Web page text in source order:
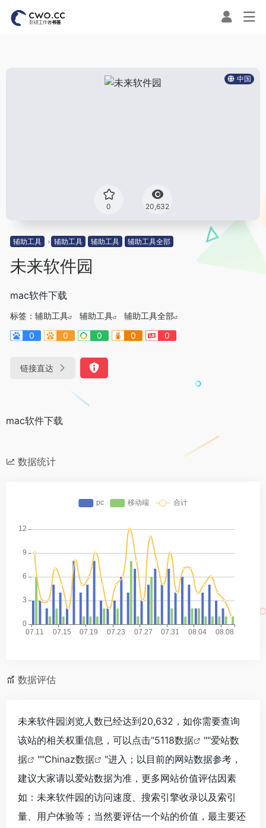
中国
0 20,632
辅助工具 辅助工具 辅助工具 辅助工具全部
未来软件园
mac软件下载
标签： 辅助工具 辅助工具
辅助工具全部
0
0 0 0 0
链接直达
mac软件下载
数据统计
数据评估
未来软件园浏览人数已经达到20,632，如你需要查询
该站的相关权重信息，可以点击"5118数据 ""爱站数
据
""Chinaz数据
"进入；以目前的网站数据参考，
建议大家请以爱站数据为准，更多网站价值评估因素
如：未来软件园的访问速度、搜索引擎收录以及索引
量、用户体验等；当然要评估一个站的价值，最主要还